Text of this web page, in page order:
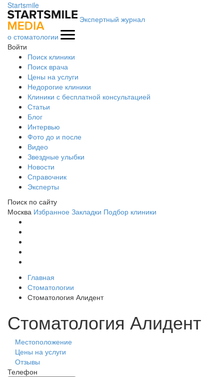
Startsmile
Экспертный журнал
о стоматологии
Войти
Поиск клиники
Поиск врача
Цены на услуги
Недорогие клиники
Клиники с бесплатной консультацией
Статьи
Блог
Интервью
Фото до и после
Видео
Звездные улыбки
Новости
Справочник
Эксперты
Поиск по сайту
Москва Избранное Закладки Подбор клиники
Главная
Стоматологии
Стоматология Алидент
Стоматология Алидент
Местоположение
Цены на услуги
Отзывы
Телефон